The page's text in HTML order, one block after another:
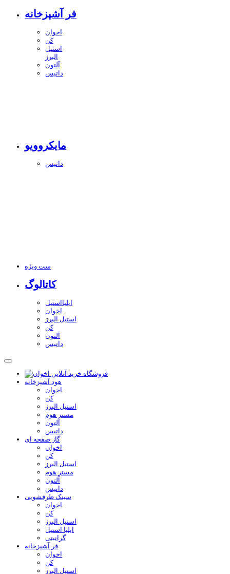
فر آشپزخانه
اخوان
کن
استیل
البرز
آلتون
داتیس
مایکروویو
داتیس
ست ویژه
کاتالوگ
ایلیااستیل
اخوان
استیل البرز
کن
آلتون
داتیس
هود آشپزخانه
اخوان
کن
استیل البرز
مستر هوم
آلتون
داتیس
گاز صفحه ای
اخوان
کن
استیل البرز
مستر هوم
آلتون
داتیس
سینک ظرفشویی
اخوان
کن
استیل البرز
ایلیا استیل
گرانیتی
فر آشپزخانه
اخوان
کن
استیل البرز